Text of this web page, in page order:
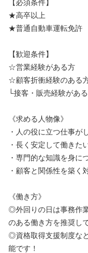
【必須条件】
★高卒以上
★普通自動車運転免許
【歓迎条件】
☆営業経験がある方
☆顧客折衝経験のある
└接客・販売経験があ
《求める人物像》
・人の役に立つ仕事が
・長く安定して働きた
・専門的な知識を身に
・顧客と関係性を築
《働き方》
◎外回りの日は事務作
のある働き方を推奨し
◎資格取得支援制度な
能です！